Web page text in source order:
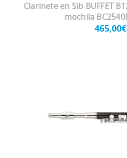
Clarinete en Sib BUFFET
mochila
465,00€